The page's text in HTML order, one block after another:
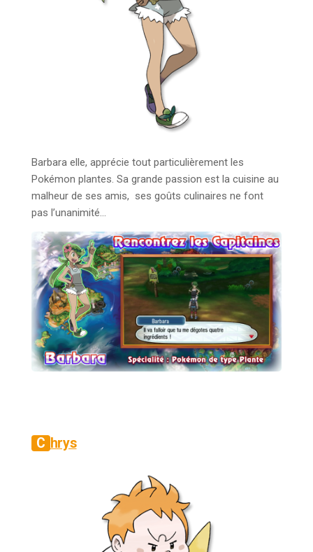
Barbara elle, apprécie tout particulièrement les
Pokémon plantes. Sa grande passion est la cuisine au
malheur de ses amis, ses goûts culinaires ne font
pas l’unanimité…
Chrys